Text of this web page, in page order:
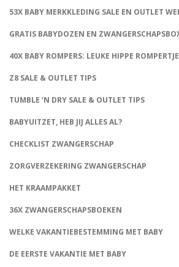
53X BABY MERKKLEDING SALE EN OUTLET
GRATIS BABYDOZEN EN
40X BABY ROMPERS: LEUKE HIPPE
Z8 SALE & OUTLET TIPS
TUMBLE ‘N DRY SALE & OUTLET TIPS
BABYUITZET, HEB JIJ ALLES AL?
CHECKLIST ZWANGERSCHAP
ZORGVERZEKERING ZWANGERSCHAP
HET KRAAMPAKKET
36X ZWANGERSCHAPSBOEKEN
WELKE VAKANTIEBESTEMMING MET BABY
DE EERSTE VAKANTIE MET BABY